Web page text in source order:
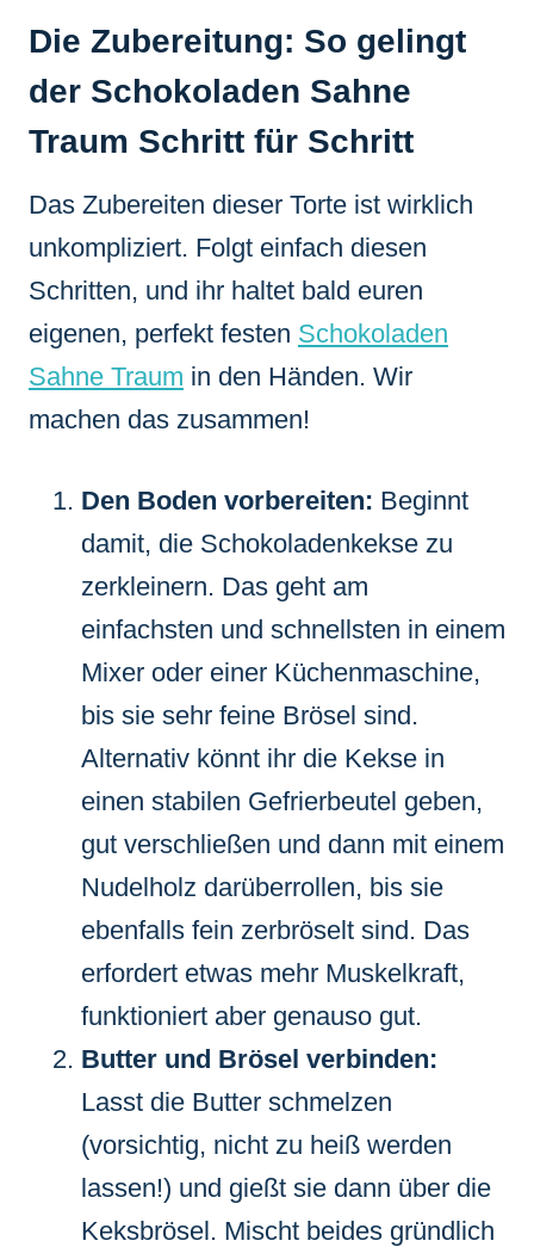
Die Zubereitung: So gelingt
der Schokoladen Sahne
Traum Schritt für Schritt
Das Zubereiten dieser Torte ist wirklich
unkompliziert. Folgt einfach diesen
Schritten, und ihr haltet bald euren
eigenen, perfekt festen Schokoladen
Sahne Traum in den Händen. Wir
machen das zusammen!
Den Boden vorbereiten: Beginnt
damit, die Schokoladenkekse zu
zerkleinern. Das geht am
einfachsten und schnellsten in einem
Mixer oder einer Küchenmaschine,
bis sie sehr feine Brösel sind.
Alternativ könnt ihr die Kekse in
einen stabilen Gefrierbeutel geben,
gut verschließen und dann mit einem
Nudelholz darüberrollen, bis sie
ebenfalls fein zerbröselt sind. Das
erfordert etwas mehr Muskelkraft,
funktioniert aber genauso gut.
Butter und Brösel verbinden:
Lasst die Butter schmelzen
(vorsichtig, nicht zu heiß werden
lassen!) und gießt sie dann über die
Keksbrösel. Mischt beides gründlich